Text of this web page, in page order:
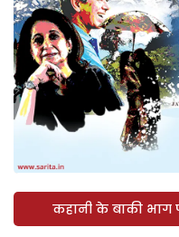
कहानी के बाकी